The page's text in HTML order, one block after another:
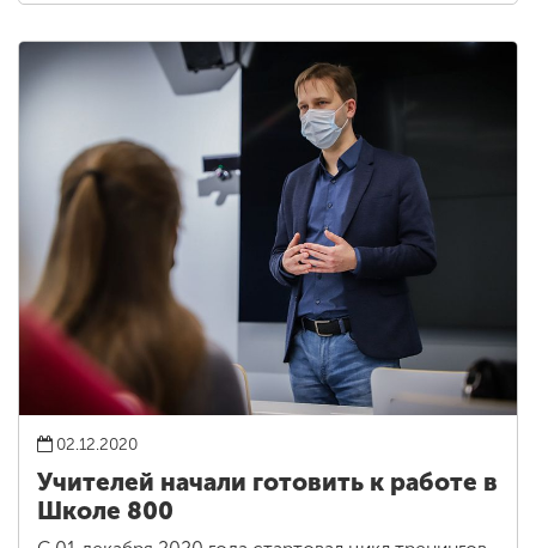
02.12.2020
Учителей начали готовить к работе в
Школе 800